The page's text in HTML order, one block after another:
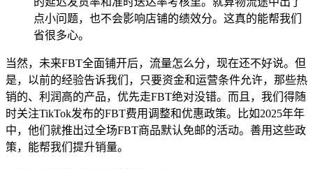
点小问题，也不会影响店铺的绩效分。这真的能帮我们
省很多心。
当然，未来FBT全面铺开后，流量怎么分，现在还不好说。但
是，以前的经验告诉我们，只要资金和运营条件允许，那些热
销的、利润高的产品，优先走FBT绝对没错。而且，我们得随
时关注TikTok发布的FBT费用调整和优惠政策。比如2025年年
中，他们就推出过全场FBT商品默认免邮的活动。善用这些政
策，能帮我们提升销量。